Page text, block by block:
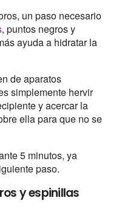
un paso necesario
, puntos negros y
ayuda a hidratar la
de aparatos
simplemente hervir
y acercar la
ella para que no se
5 minutos, ya
paso.
y espinillas